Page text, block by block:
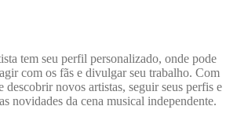
tem seu perfil personalizado, onde pode
com os fãs e divulgar seu trabalho. Com
novos artistas, seguir seus perfis e
novidades da cena musical independente.